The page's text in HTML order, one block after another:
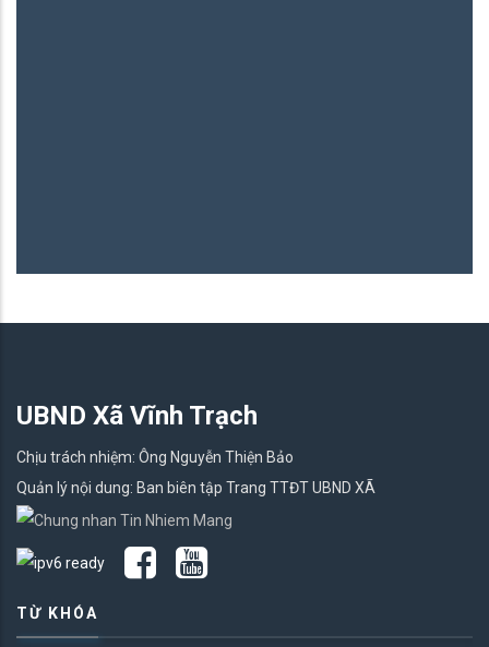
UBND Xã Vĩnh Trạch
Chịu trách nhiệm: Ông Nguyễn Thiện Bảo
Quản lý nội dung: Ban biên tập Trang TTĐT UBND XÃ
TỪ KHÓA